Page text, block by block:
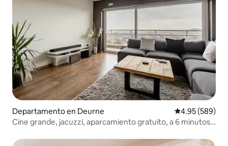
Departamento en Deurne Calificación
4.95 (589)
Cine grande, jacuzzi, aparcamiento gratuito, a 6 minutos